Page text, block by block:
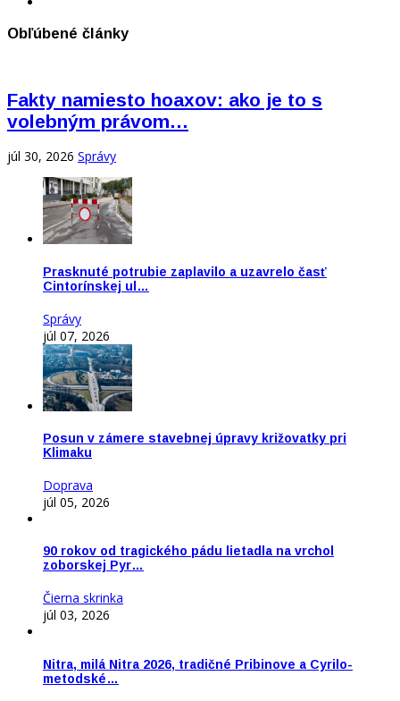
Obľúbené články
Fakty namiesto hoaxov: ako je to s
volebným právom…
júl 30, 2026 Správy
Prasknuté potrubie zaplavilo a uzavrelo časť
Cintorínskej ul…
Správy
júl 07, 2026
Posun v zámere stavebnej úpravy križovatky pri
Klimaku
Doprava
júl 05, 2026
90 rokov od tragického pádu lietadla na vrchol
zoborskej Pyr…
Čierna skrinka
júl 03, 2026
Nitra, milá Nitra 2026, tradičné Pribinove a Cyrilo-
metodské…